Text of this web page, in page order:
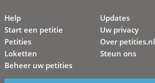
Help
Start een petitie
Petities
Loketten
Beheer uw petities
Updates
Uw privacy
Over petities.nl
Steun ons